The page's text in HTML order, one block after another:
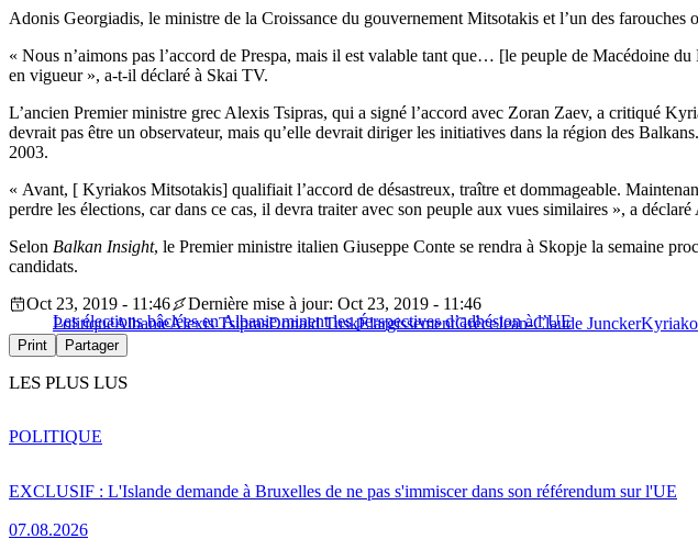
Adonis Georgiadis, le ministre de la Croissance du gouvernement Mitsotakis et l’un des
« Nous n’aimons pas l’accord de Prespa, mais il est valable tant que… [le peuple de Macédoine
en vigueur », a-t-il déclaré à Skai TV.
L’ancien Premier ministre grec Alexis Tsipras, qui a signé l’accord avec Zoran Zaev, a critiqué
devrait pas être un observateur, mais qu’elle devrait diriger les initiatives dans la région des
2003.
« Avant, [ Kyriakos Mitsotakis] qualifiait l’accord de désastreux, traître et dommageable.
perdre les élections, car dans ce cas, il devra traiter avec son peuple aux vues similaires », a
Selon Balkan Insight, le Premier ministre italien Giuseppe Conte se rendra à Skopje la semaine
candidats.
Les élections bâclées en Albanie minent les perspectives d’adhésion à l’UE
Oct 23, 2019 - 11:46
Dernière mise à jour: Oct 23, 2019 - 11:46
PolitiqueAlbanieAlexis TsiprasDonald TuskÉlargissementGrèceJean-Claude Juncker
Print Partager
LES PLUS LUS
EXCLUSIF : L'Islande demande à Bruxelles de ne pas s'immiscer dans son référendum sur l'UE
07.08.2026
POLITIQUE